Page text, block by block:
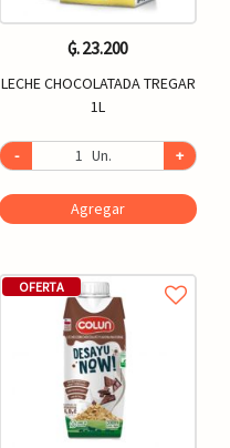
₲. 23.200
LECHE CHOCOLATADA TREGAR
1L
- Un. +
Agregar
OFERTA